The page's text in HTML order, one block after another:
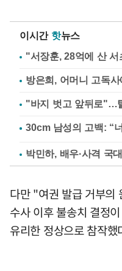
이시간 핫뉴스
"서장훈, 28억에 산
방은희, 어머니 고독
"바지 벗고 앞뒤로"…
박민하, 배우·사격 국
다만 "여권 발급 거부의
수사 이후 불송치 결정
유리한 정상으로 참작